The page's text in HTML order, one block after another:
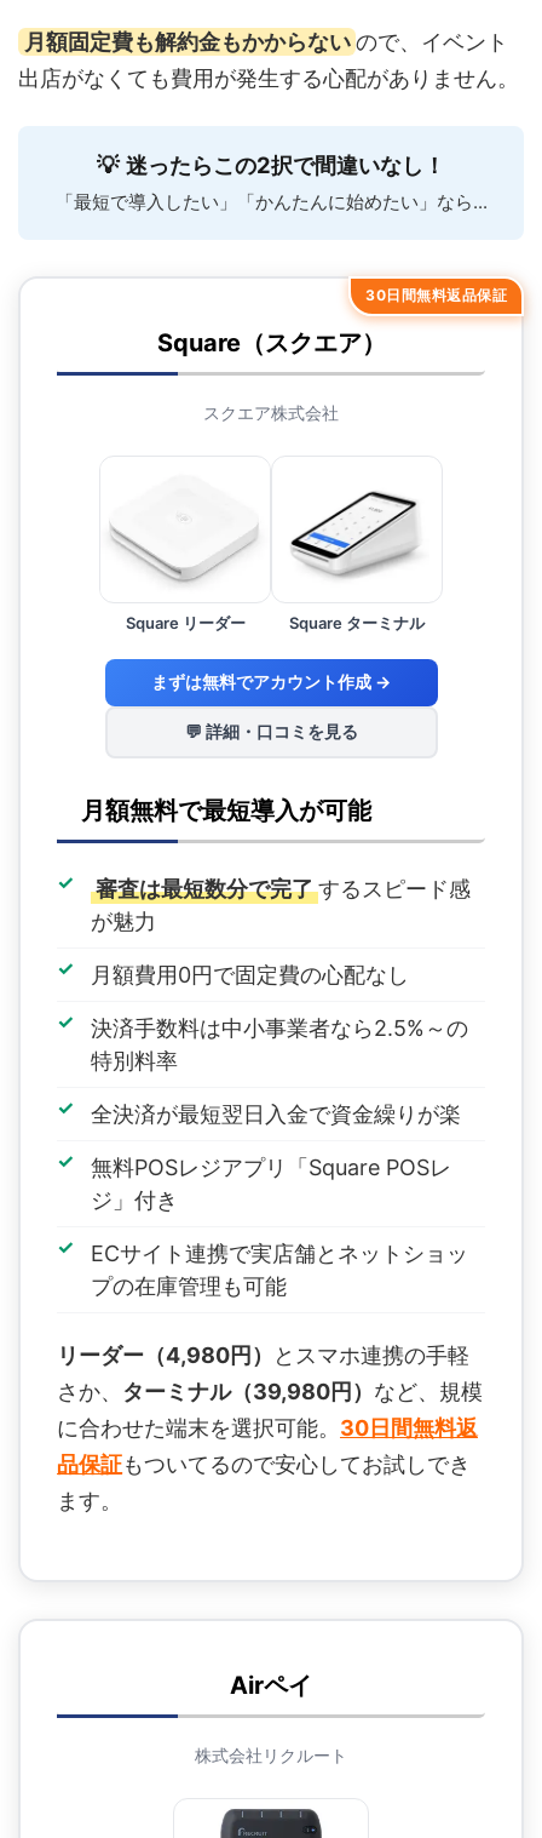
月額固定費も解約金もかからない ので、イベント
出店がなくても費用が発生する心配がありません。
💡 迷ったらこの2択で間違いなし！
「最短で導入したい」「かんたんに始めたい」なら...
30日間無料返品保証
Square（スクエア）
スクエア株式会社
Square リーダー Square ターミナル
まずは無料でアカウント作成 →
💬 詳細・口コミを見る
月額無料で最短導入が可能
審査は最短数分で完了するスピード感
が魅力
月額費用0円で固定費の心配なし
決済手数料は中小事業者なら2.5%～の
特別料率
全決済が最短翌日入金で資金繰りが楽
無料POSレジアプリ「Square POSレ
ジ」付き
ECサイト連携で実店舗とネットショッ
プの在庫管理も可能
リーダー（4,980円）
とスマホ連携の手軽
さか、 ターミナル（39,980円） など、規模
に合わせた端末を選択可能。 30日間無料返
品保証もついてるので安心してお試しでき
ます。
Airペイ
株式会社リクルート